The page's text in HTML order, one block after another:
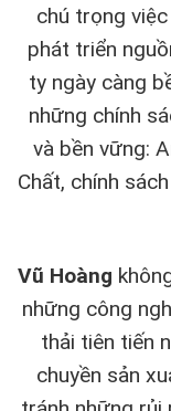
chú trọng
phát triển
ty ngày càng
những chính
và bền vững:
Chất, chính
Vũ Hoàng
những công
thải tiên tiến
chuyền sản